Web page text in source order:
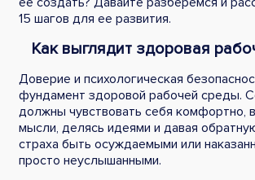
15 шагов для ее развития.
Как выглядит здоровая
Доверие и психологическая
фундамент здоровой рабочей среды.
должны чувствовать себя комфортно,
мысли, делясь идеями и давая
страха быть осуждаемыми или
просто неуслышанными.